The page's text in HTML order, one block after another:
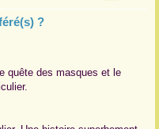
?
quête des masques et le